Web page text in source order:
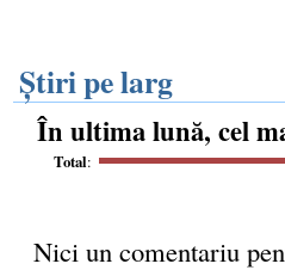
Știri pe larg
În ultima lună, cel
Total:
Nici un comentariu